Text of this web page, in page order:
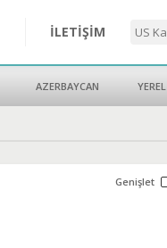
İLETİŞİM
AZERBAYCAN YEREL